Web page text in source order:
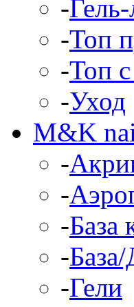
-
-Топ
-Топ
-Уход
M&K
-
-
-База
-
-Гели